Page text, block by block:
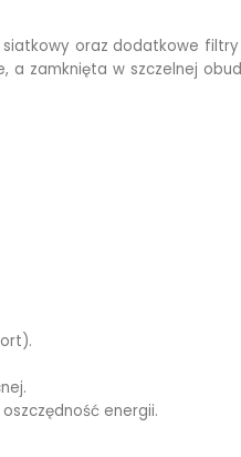
oraz dodatkowe filtry
zamknięta w szczelnej
energii.